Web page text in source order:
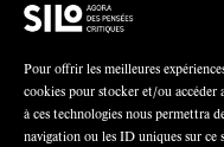
Pour offrir les meilleures
cookies pour stocker et/ou
à ces technologies nous permettra
navigation ou les ID uniques sur ce